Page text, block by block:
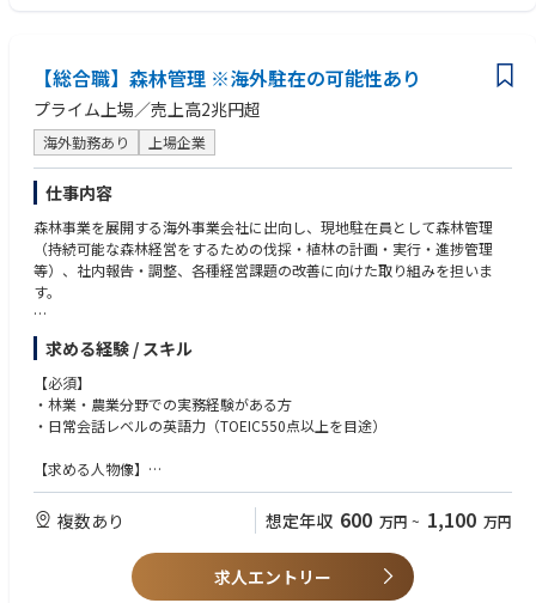
溜める：岡山県の自社工場で大型蓄電池（BESS）を製造。余剰電力の蓄
積と活用を可能にし、安定供給に貢献。
運ぶ：電気を積んだバッテリーを船で運ぶ「電気運搬船」を開発中。離島
などへの電力輸送手段として期待。
使う：蓄電した電気を使って、EV向け超急速充電器「Hypercharger」を全
国展開し、EV普及を支援。
また、大手メーカー・商社・外資系出身者などの優秀な人材が集結し、平
均年齢約39歳。
落ち着いた環境ながら、社会インパクトの大きい事業に携われるフィール
ドです。
■業績・成長性（定量データ）
売上高：
2023年：3.27億円
2024年：61.6億円（前年比＋1,784％）
2025年予想：189億円（前年比＋207％）
受注総額：2025年1～9月で417億円（前年98億円）
資金調達：累計約290億円（シリーズCまで）
生産能力：BESS年間507MWh、EV充電器480台
日本政府の「第7次エネルギー基本計画」や経産省データに基づき、2040
年までに国内で337 GWhの蓄電容量が必要と試算されます。
これは、日本国内のすべての原子力発電所出力の合計を超える規模です。
世界的なBESS市場は急拡大中で、日本市場も2025～2030年に年平均成長
・外為法に基づく輸出管理体制の構築・運用経験
・IPO準備またはIPO達成企業での実務経験（開示・規程整備など）
・情報セキュリティ（ISMS 等）や情報システム領域の基本的な知識
・リスクマネジメントや内部統制の知見
【総合職】森林管理 ※海外駐在の可能性あり
プライム上場／売上高2兆円超
海外勤務あり 上場企業
仕事内容
森林事業を展開する海外事業会社に出向し、現地駐在員として森林管理
（持続可能な森林経営をするための伐採・植林の計画・実行・進捗管理
等）、社内報告・調整、各種経営課題の改善に向けた取り組みを担いま
す。
【今後のキャリアパス】
総合職としての入社となり、キャリアご趣向により様々なキャリアパスが
ございます。
【配属先部門について】
約24万haの森林を管理しており、各国の地域特性を生かして、それぞれ異
求める経験 / スキル
【必須】
・林業・農業分野での実務経験がある方
・日常会話レベルの英語力（TOEIC550点以上を目途）
【求める人物像】
・根気強く仕事に立ち向かえる人
・積極的に行動できる人
・ルーティン業務を俯瞰的に理解し、業務をスケジュール通りに遂行でき
・社内外の関係者の協力を得ることができるコミュニケーション力や交渉
複数あり 想定年収 600 万円 ~ 1,100 万円
求人エントリー